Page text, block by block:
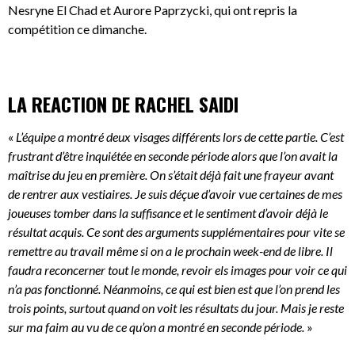
Nesryne El Chad et Aurore Paprzycki, qui ont repris la
compétition ce dimanche.
LA REACTION DE RACHEL SAIDI
« L’équipe a montré deux visages différents lors de cette partie. C’est
frustrant d’être inquiétée en seconde période alors que l’on avait la
maîtrise du jeu en première. On s’était déjà fait une frayeur avant
de rentrer aux vestiaires. Je suis déçue d’avoir vue certaines de mes
joueuses tomber dans la suffisance et le sentiment d’avoir déjà le
résultat acquis. Ce sont des arguments supplémentaires pour vite se
remettre au travail même si on a le prochain week-end de libre. Il
faudra reconcerner tout le monde, revoir els images pour voir ce qui
n’a pas fonctionné. Néanmoins, ce qui est bien est que l’on prend les
trois points, surtout quand on voit les résultats du jour. Mais je reste
sur ma faim au vu de ce qu’on a montré en seconde période. »